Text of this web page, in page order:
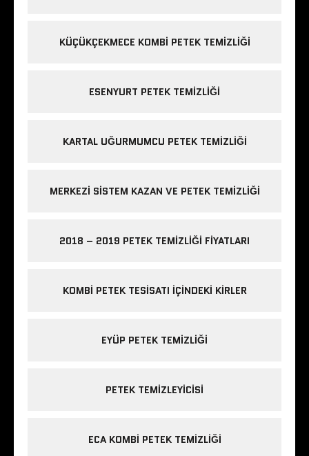
KÜÇÜKÇEKMECE KOMBI PETEK TEMIZLIĞI
ESENYURT PETEK TEMIZLIĞI
KARTAL UĞURMUMCU PETEK TEMIZLIĞI
MERKEZI SISTEM KAZAN VE PETEK TEMIZLIĞI
2018 – 2019 PETEK TEMIZLIĞI FIYATLARI
KOMBI PETEK TESISATI IÇINDEKI KIRLER
EYÜP PETEK TEMIZLIĞI
PETEK TEMIZLEYICISI
ECA KOMBI PETEK TEMIZLIĞI